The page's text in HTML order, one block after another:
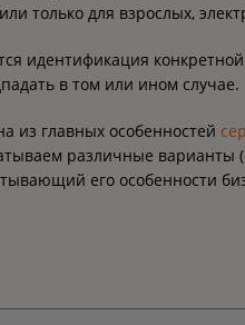
только для взрослых,
идентификация
в том или ином случае.
из главных особенностей
различные
его особенности